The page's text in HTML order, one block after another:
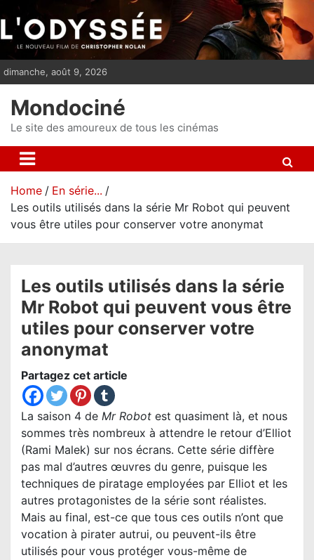
i
p
t
n
dimanche, août 9, 2026
Mondociné
Le site des amoureux de tous les cinémas
Home
En série...
Les outils utilisés dans la série Mr Robot qui peuvent
vous être utiles pour conserver votre anonymat
Les outils utilisés dans la série
Mr Robot qui peuvent vous être
utiles pour conserver votre
anonymat
Partagez cet article
La saison 4 de Mr Robot est quasiment là, et nous
sommes très nombreux à attendre le retour d’Elliot
(Rami Malek) sur nos écrans. Cette série diffère
pas mal d’autres œuvres du genre, puisque les
techniques de piratage employées par Elliot et les
autres protagonistes de la série sont réalistes.
Mais au final, est-ce que tous ces outils n’ont que
vocation à pirater autrui, ou peuvent-ils être
utilisés pour vous protéger vous-même de